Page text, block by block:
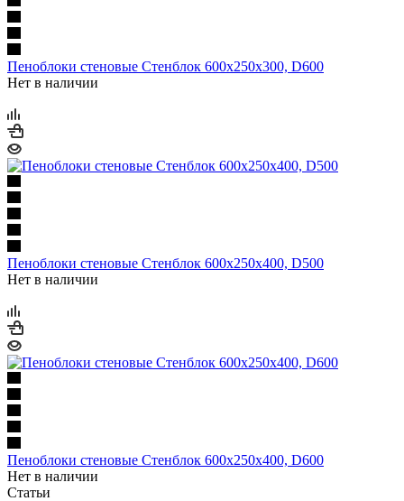
Пеноблоки стеновые Стенблок 600х250х300, D600
Нет в наличии
Пеноблоки стеновые Стенблок 600х250х400, D500
Нет в наличии
Пеноблоки стеновые Стенблок 600х250х400, D600
Нет в наличии
Статьи